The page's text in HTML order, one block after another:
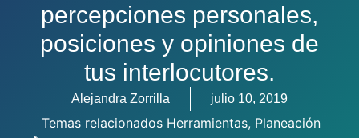
percepciones personales,
posiciones y opiniones de
tus interlocutores.
Alejandra Zorrilla julio 10, 2019
Temas relacionados Herramientas, Planeación